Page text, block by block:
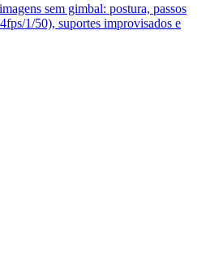
sem gimbal: postura, passos
1/50), suportes improvisados e